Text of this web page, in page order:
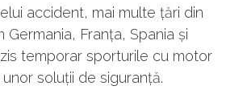
accident, mai multe țări din
Germania, Franța, Spania și
temporar sporturile cu motor
soluții de siguranță.